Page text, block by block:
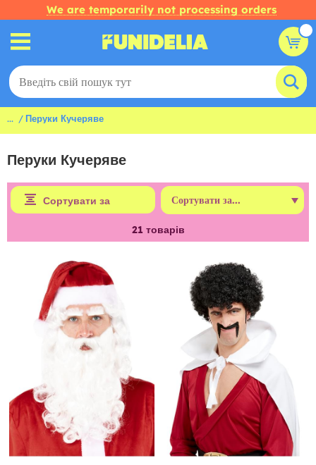
We are temporarily not processing orders
... Перуки Кучеряве
Перуки Кучеряве
Сортувати за
21 товарів